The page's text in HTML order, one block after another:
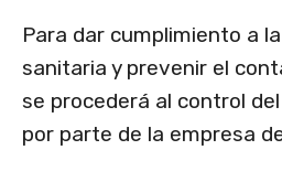
Para dar cumplimiento a
sanitaria y prevenir el
se procederá al control
por parte de la empresa